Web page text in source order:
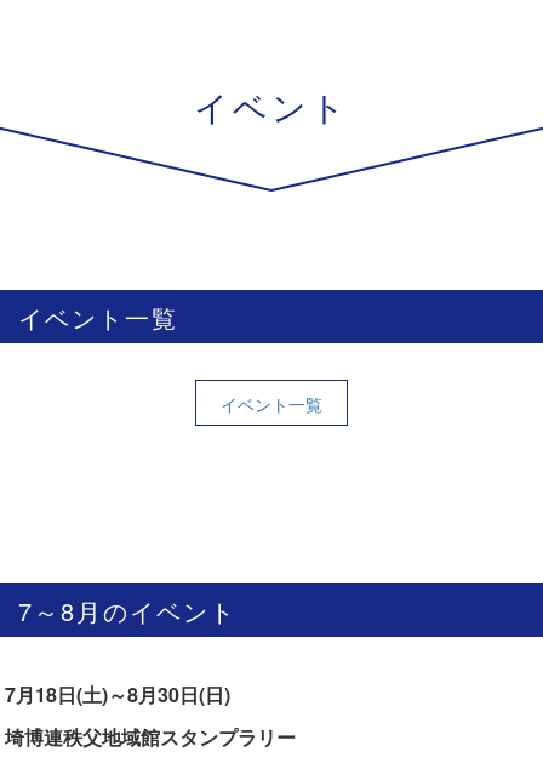
イベント
イベント一覧
イベント一覧
7～8月のイベント
7月18日(土)～8月30日(日)
埼博連秩父地域館スタンプラリー